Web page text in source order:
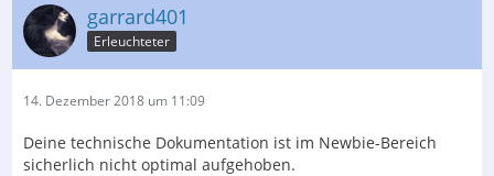
garrard401
Erleuchteter
14. Dezember 2018 um 11:09
Deine technische Dokumentation ist im Newbie-Bereich
sicherlich nicht optimal aufgehoben.